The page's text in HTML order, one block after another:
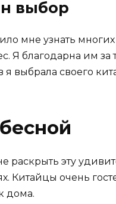
выбор
мне узнать
благодарна им за
выбрала своего
эту
Китайцы очень
дома.